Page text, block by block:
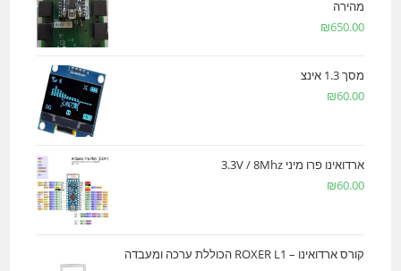
מהירה
₪650.00
מסך 1.3 אינצ
₪60.00
ארדואינו פרו מיני 3.3V / 8Mhz
₪60.00
קורס ארדואינו – ROXER L1 הכוללת ערכה ומעבדה